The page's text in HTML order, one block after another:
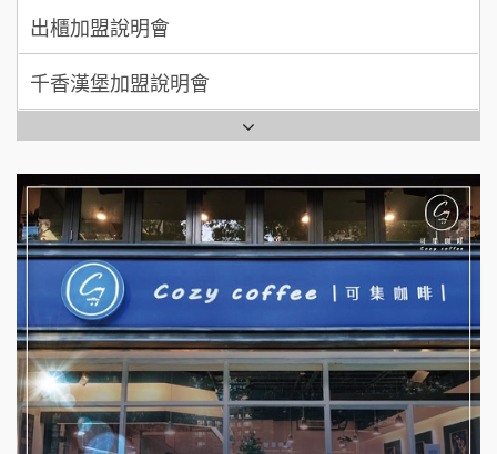
拾鑶火鍋加盟說明會
全家加盟說明會
台灣G湯加盟說明會
彭富貴加盟說明會
NU PASTA義大利麵加盟說明會
潮鍋癮加盟說明會
蓁伙烤倆吃加盟說明會
霏等茶加盟說明會
千香漢堡加盟說明會
七盞茶加盟說明會
拉亞漢堡加盟說明會
杜芳子古味茶鋪加盟說明會
優握握×酸奶大獅加盟說明會
冬城門加盟說明會
拾鑶火鍋加盟說明會
阿性情趣無人販售所加盟明會